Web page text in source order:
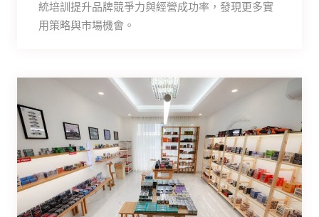
統培訓提升品牌競爭力與經營成功率，發現更多實
用策略與市場機會。